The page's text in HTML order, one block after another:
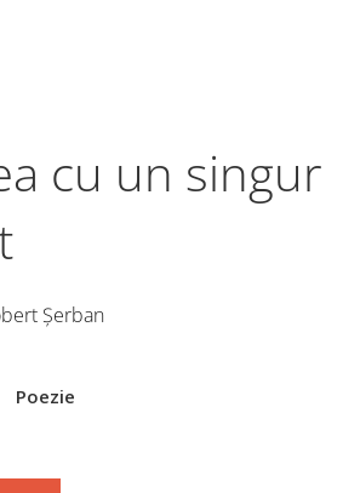
cu un singur
Șerban
Poezie